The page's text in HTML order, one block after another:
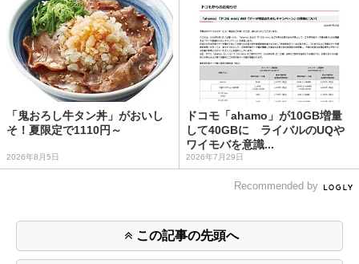
「鬼おろし牛タン丼」がおいし
そ！夏限定で1110円～
2026年8月5日
ドコモ「ahamo」が10GB増量
して40GBに ライバルのUQや
ワイモバを意識...
2026年7月29日
Recommended by
この記事の先頭へ